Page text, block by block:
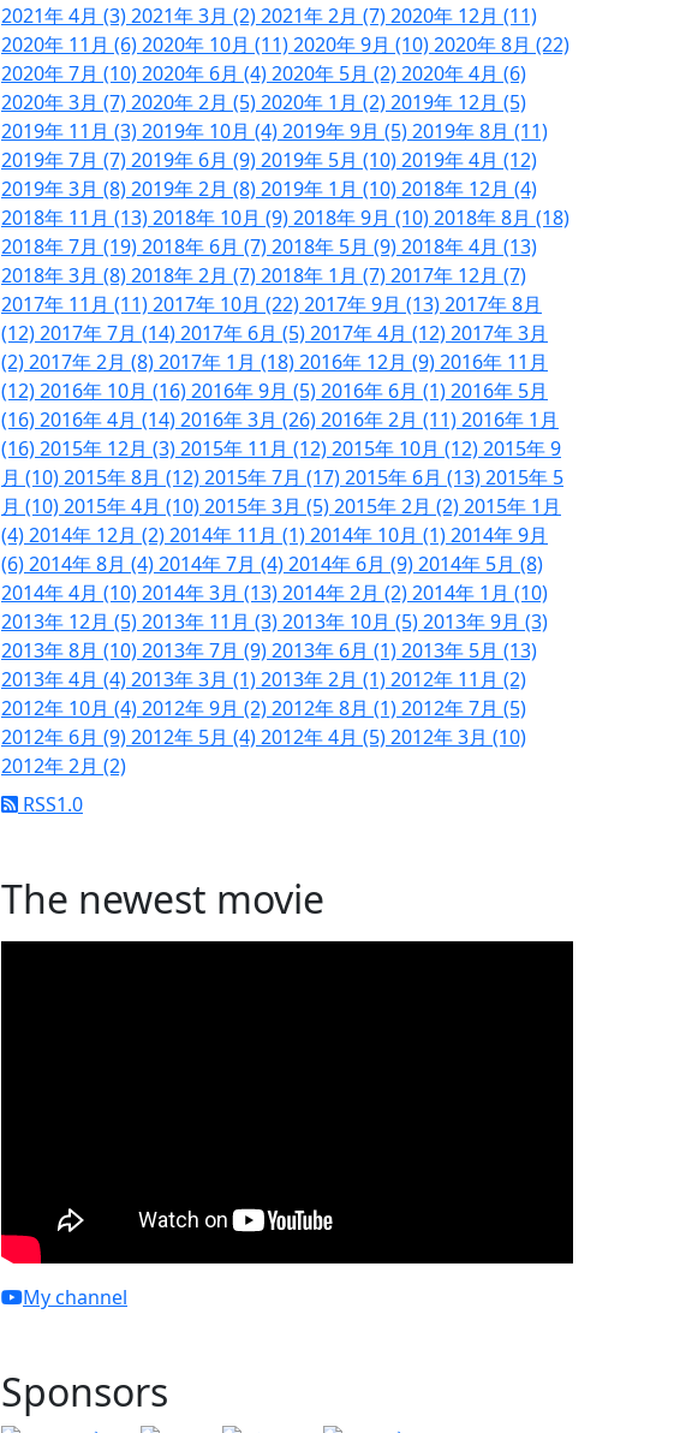
2021年 4月 (3)2021年 3月 (2)2021年 2月 (7)2020年 12月 (11)
2020年 11月 (6)2020年 10月 (11)2020年 9月 (10)2020年 8月 (22)
2020年 7月 (10)2020年 6月 (4)2020年 5月 (2)2020年 4月 (6)
2020年 3月 (7)2020年 2月 (5)2020年 1月 (2)2019年 12月 (5)
2019年 11月 (3)2019年 10月 (4)2019年 9月 (5)2019年 8月 (11)
2019年 7月 (7)2019年 6月 (9)2019年 5月 (10)2019年 4月 (12)
2019年 3月 (8)2019年 2月 (8)2019年 1月 (10)2018年 12月 (4)
2018年 11月 (13)2018年 10月 (9)2018年 9月 (10)2018年 8月 (18)
2018年 7月 (19)2018年 6月 (7)2018年 5月 (9)2018年 4月 (13)
2018年 3月 (8)2018年 2月 (7)2018年 1月 (7)2017年 12月 (7)
2017年 11月 (11)2017年 10月 (22)2017年 9月 (13)2017年 8月
(12)2017年 7月 (14)2017年 6月 (5)2017年 4月 (12)2017年 3月
(2)2017年 2月 (8)2017年 1月 (18)2016年 12月 (9)2016年 11月
(12)2016年 10月 (16)2016年 9月 (5)2016年 6月 (1)2016年 5月
(16)2016年 4月 (14)2016年 3月 (26)2016年 2月 (11)2016年 1月
(16)2015年 12月 (3)2015年 11月 (12)2015年 10月 (12)2015年 9
月 (10)2015年 8月 (12)2015年 7月 (17)2015年 6月 (13)2015年 5
月 (10)2015年 4月 (10)2015年 3月 (5)2015年 2月 (2)2015年 1月
(4)2014年 12月 (2)2014年 11月 (1)2014年 10月 (1)2014年 9月
(6)2014年 8月 (4)2014年 7月 (4)2014年 6月 (9)2014年 5月 (8)
2014年 4月 (10)2014年 3月 (13)2014年 2月 (2)2014年 1月 (10)
2013年 12月 (5)2013年 11月 (3)2013年 10月 (5)2013年 9月 (3)
2013年 8月 (10)2013年 7月 (9)2013年 6月 (1)2013年 5月 (13)
2013年 4月 (4)2013年 3月 (1)2013年 2月 (1)2012年 11月 (2)
2012年 10月 (4)2012年 9月 (2)2012年 8月 (1)2012年 7月 (5)
2012年 6月 (9)2012年 5月 (4)2012年 4月 (5)2012年 3月 (10)
2012年 2月 (2)
RSS1.0
The newest movie
My channel
Sponsors